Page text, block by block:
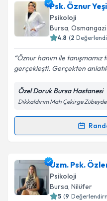
Takvim
Psk. Kübra Kaya
oluşturun. Size bu
takvim
Kişisel verilerimin
Metni'ni okudum
kapsamda
Psk. Öznur
Psikoloji
Bursa, Osmangazi
4.8 (2
Öznur hanım ile tanışmamız
gerçekleşti. Gerçekten
Özel Doruk Bursa Hastanesi
Dikkaldırım Mah Çekirge
Randevu Takvimi
Psk. Öznur Yeşilbaş
oluşturun. Size bu
takvim
Uzm. Psk.
Psikoloji
Bursa, Nilüfer
5 (9